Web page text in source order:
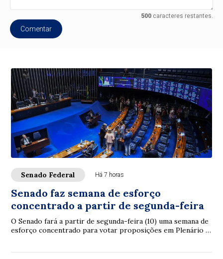
500caracteres restantes.
Comentar
Senado Federal Há 7 horas
Senado faz semana de esforço
concentrado a partir de segunda-feira
O Senado fará a partir de segunda-feira (10) uma semana de
esforço concentrado para votar proposições em Plenário e